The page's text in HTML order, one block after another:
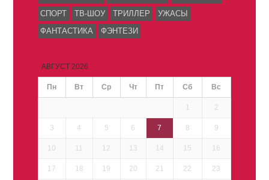
СПОРТ
ТВ-ШОУ ТРИЛЛЕР
УЖАСЫ
ФАНТАСТИКА
ФЭНТЕЗИ
АВГУСТ 2026
Пн Вт Ср Чт Пт Сб Вс
1 2
3 4 5 6 7 8 9
10 11 12 13 14 15 16
17 18 19 20 21 22 23